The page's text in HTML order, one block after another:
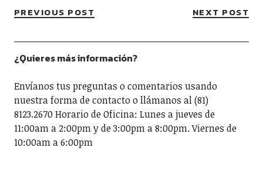
PREVIOUS POST NEXT POST
¿Quieres más información?
Envíanos tus preguntas o comentarios usando
nuestra forma de contacto o llámanos al (81)
8123.2670 Horario de Oficina: Lunes a jueves de
11:00am a 2:00pm y de 3:00pm a 8:00pm. Viernes de
10:00am a 6:00pm